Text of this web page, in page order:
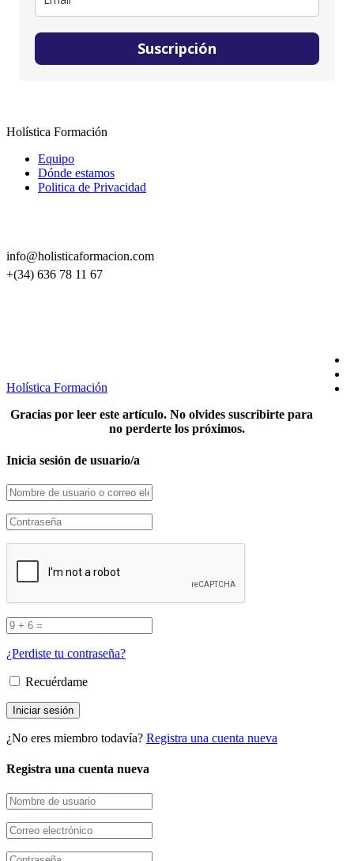
Suscripción
Holística Formación
Equipo
Dónde estamos
Politica de Privacidad
info@holisticaformacion.com
+(34) 636 78 11 67
Holística Formación
Gracias por leer este artículo. No olvides suscribirte para
no perderte los próximos.
Inicia sesión de usuario/a
¿Perdiste tu contraseña?
Recuérdame
¿No eres miembro todavía? Registra una cuenta nueva
Registra una cuenta nueva